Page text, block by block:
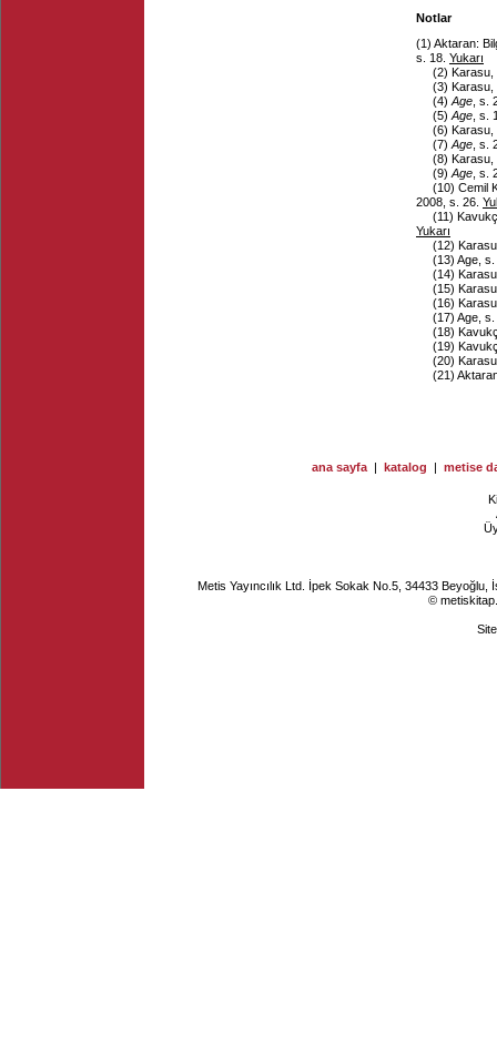
Notlar
(1) Aktaran:
s. 18. Yukarı
(2) Karasu,
(3) Karasu,
(4) Age , s.
(5) Age , s.
(6) Karasu,
(7) Age , s.
(8) Karasu,
(9) Age , s.
(10) Cemil
2008, s. 26.
(11)
Yukarı
(12)
(13) Age,
(14)
(15)
(16)
(17) Age,
(18)
(19)
(20)
(21)
ana sayfa | katalog | metise
Metis Yayıncılık Ltd. İpek Sokak No.5, 34433
©